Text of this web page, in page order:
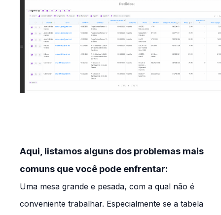
Aqui, listamos alguns dos problemas mais
comuns que você pode enfrentar:
Uma mesa grande e pesada, com a qual não é
conveniente trabalhar. Especialmente se a tabela